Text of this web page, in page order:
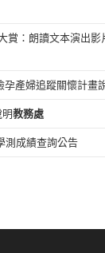
賞：朗讀文本演出
產婦追蹤關懷計畫說
教務處
測成績查詢公告